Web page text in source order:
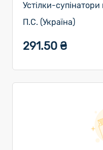
Устілки-
П.С. (Україна)
291.50 ₴